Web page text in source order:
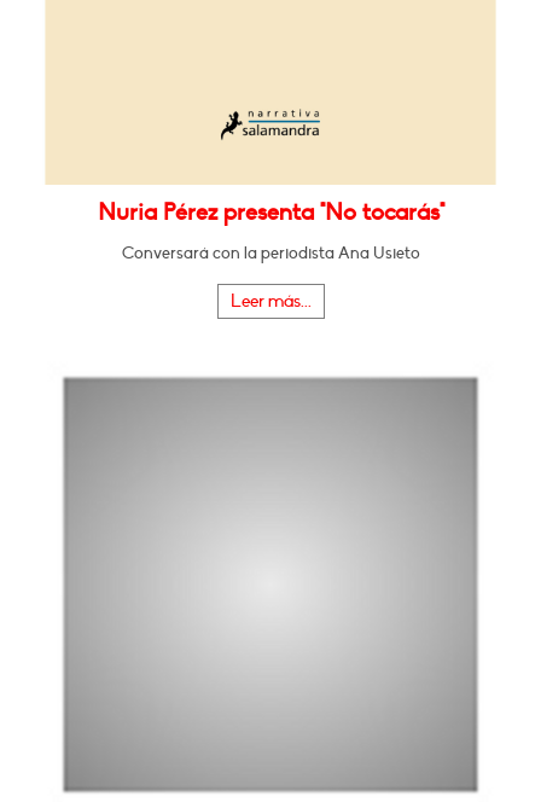
Nuria Pérez presenta "No tocarás"
Conversará con la periodista Ana Usieto
Leer más...